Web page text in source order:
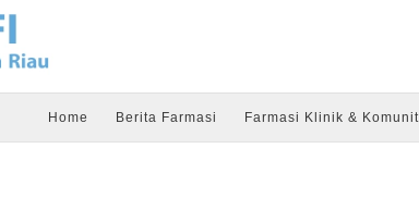
Home Berita Farmasi Farmasi Klinik &